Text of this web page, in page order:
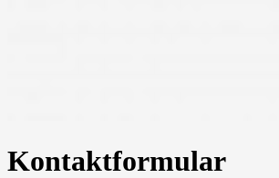
Kontaktformular